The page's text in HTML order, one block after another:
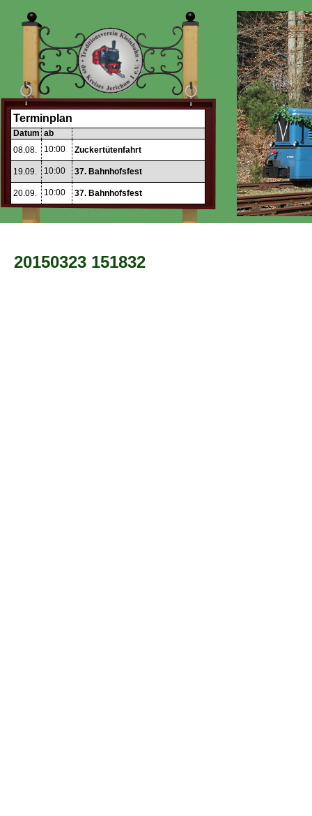
Terminplan
Datum ab
08.08.
10:00 Zuckertütenfahrt
19.09. 10:00 37. Bahnhofsfest
20.09. 10:00 37. Bahnhofsfest
20150323 151832